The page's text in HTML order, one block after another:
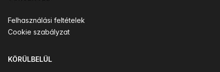
Felhasználási feltételek
Cookie szabályzat
KÖRÜLBELÜL